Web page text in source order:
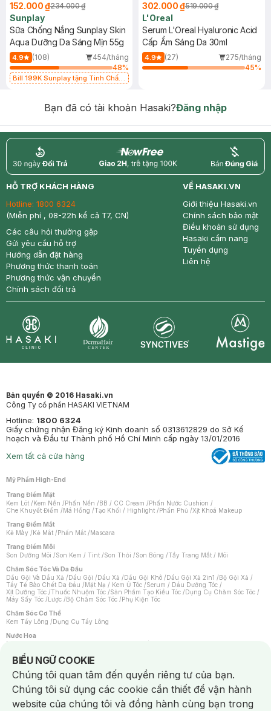
152.000 ₫234.000 ₫
Sunplay
Sữa Chống Nắng Sunplay Skin
Aqua Dưỡng Da Sáng Mịn 55g
4.9 (108)
454/tháng
48%
Bill 199K Sunplay tặng Tinh Chất
302.000 ₫519.000 ₫
L'Oreal
Serum L'Oreal Hyaluronic Acid
Cấp Ẩm Sáng Da 30ml
4.9 (27)
275/tháng
45%
Bạn đã có tài khoản Hasaki?Đăng nhập
return nowfree price
HỖ TRỢ KHÁCH HÀNG
Hotline: 1800 6324
(Miễn phí , 08-22h kể cả T7, CN)
Các câu hỏi thường gặp
Gửi yêu cầu hỗ trợ
Hướng dẫn đặt hàng
Phương thức thanh toán
Phương thức vận chuyển
Chính sách đổi trả
VỀ HASAKI.VN
Giới thiệu Hasaki.vn
Chính sách bảo mật
Điều khoản sử dụng
Hasaki cẩm nang
Tuyển dụng
Liên hệ
Bản quyền © 2016 Hasaki.vn
Công Ty cổ phần HASAKI VIETNAM
Hotline: 1800 6324
Giấy chứng nhận Đăng ký Kinh doanh số 0313612829 do Sở Kế
hoạch và Đầu tư Thành phố Hồ Chí Minh cấp ngày 13/01/2016
Xem tất cả cửa hàng
Mỹ Phẩm High-End
Trang Điểm Mặt
Kem Lót /Kem Nền /Phấn Nền /BB / CC Cream /Phấn Nước Cushion /
Che Khuyết Điểm /Má Hồng /Tạo Khối / Highlight /Phấn Phủ /Xịt Khoá Makeup
Trang Điểm Mắt
Kẻ Mày /Kẻ Mắt /Phấn Mắt /Mascara
Trang Điểm Môi
Son Dưỡng Môi /Son Kem / Tint /Son Thỏi /Son Bóng /Tẩy Trang Mắt / Môi
Chăm Sóc Tóc Và Da Đầu
Dầu Gội Và Dầu Xả /Dầu Gội /Dầu Xả /Dầu Gội Khô /Dầu Gội Xả 2in1 /Bộ Gội Xả /
Tẩy Tế Bào Chết Da Đầu /Mặt Nạ / Kem Ủ Tóc /Serum / Dầu Dưỡng Tóc /
Xịt Dưỡng Tóc /Thuốc Nhuộm Tóc /Sản Phẩm Tạo Kiểu Tóc /Dụng Cụ Chăm Sóc Tóc /
Máy Sấy Tóc /Lược /Bộ Chăm Sóc Tóc /Phụ Kiện Tóc
Chăm Sóc Cơ Thể
Kem Tẩy Lông /Dụng Cụ Tẩy Lông
Nước Hoa
Nước Hoa Nữ
Chăm Sóc Cá Nhân
Chống Muỗi /Khẩu Trang /Máy Massage/Mặt Nạ Xông Hơi /Nước Rửa Tay/
Sản Phẩm Chăm Sóc Khác /Bàn Chải Đánh Răng /Bàn Chải Điện/
Hỗ Trợ Trắng Răng/Kem Đánh Răng /Máy Tăm Nước/ Nước Súc Miệng/
Tăm / Chỉ Nha Khoa/ Xịt Thơm Miệng / Dung Dịch Vệ Sinh/Dưỡng Vùng Kín/
Khăn Ướt Vệ Sinh Vùng Kín/Băng Vệ Sinh/Tampon/Bọt Cạo Râu /Dao Cạo Râu/
BIỂU NGỮ COOKIE
Notice about cookies usage
Chúng tôi quan tâm đến quyền riêng tư của bạn.
Chúng tôi sử dụng các cookie cần thiết để vận hành
website của chúng tôi và đồng hành cùng bạn trong